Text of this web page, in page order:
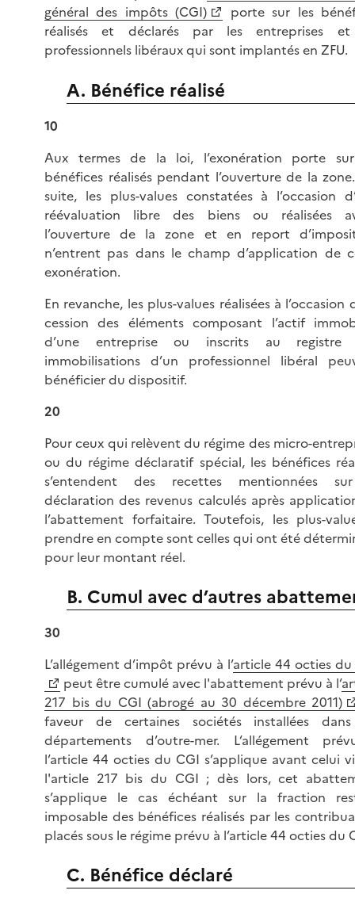
général des impôts (CGI)
porte sur les
réalisés et déclarés par les entreprises
professionnels libéraux qui sont implantés en ZFU.
A. Bénéfice réalisé
10
Aux termes de la loi, l’exonération porte
bénéfices réalisés pendant l’ouverture de la
suite, les plus-values constatées à l’occasion
réévaluation libre des biens ou réalisées
l’ouverture de la zone et en report
n’entrent pas dans le champ d’application de
exonération.
En revanche, les plus-values réalisées à l’occasion
cession des éléments composant l’actif
d’une entreprise ou inscrits au registre
immobilisations d’un professionnel libéral
bénéficier du dispositif.
20
Pour ceux qui relèvent du régime des micro-
ou du régime déclaratif spécial, les bénéfices
s’entendent des recettes mentionnées
déclaration des revenus calculés après
l’abattement forfaitaire. Toutefois, les plus-
prendre en compte sont celles qui ont été
pour leur montant réel.
B. Cumul avec d’autres
30
L’allégement d’impôt prévu à l’article 44 octies du
peut être cumulé avec l'abattement prévu à l’
217 bis du CGI (abrogé au 30 décembre 2011)
faveur de certaines sociétés installées
départements d’outre-mer. L’allégement
l’article 44 octies du CGI s’applique avant celui
l'article 217 bis du CGI ; dès lors, cet
s’applique le cas échéant sur la fraction
imposable des bénéfices réalisés par les
placés sous le régime prévu à l’article 44 octies du
C. Bénéfice déclaré